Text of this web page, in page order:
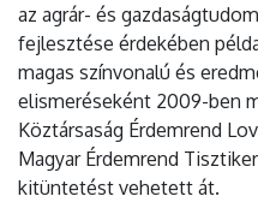
az agrár- és
fejlesztése érdekében
magas színvonalú és
elismeréseként 2009-ben
Köztársaság Érdemrend
Magyar Érdemrend
kitüntetést vehetett át.